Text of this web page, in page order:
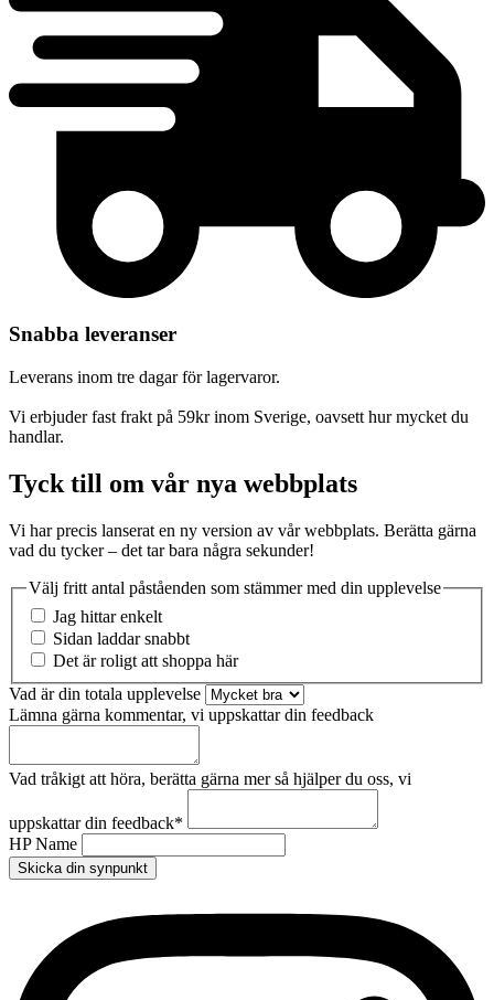
Snabba leveranser
Leverans inom tre dagar för lagervaror.
Vi erbjuder fast frakt på 59kr inom Sverige, oavsett hur mycket du
handlar.
Tyck till om vår nya webbplats
Vi har precis lanserat en ny version av vår webbplats. Berätta gärna
vad du tycker – det tar bara några sekunder!
Välj fritt antal påståenden som stämmer med din upplevelse
Jag hittar enkelt
Sidan laddar snabbt
Det är roligt att shoppa här
Vad är din totala upplevelse
Lämna gärna kommentar, vi uppskattar din feedback
Vad tråkigt att höra, berätta gärna mer så hjälper du oss, vi
uppskattar din feedback*
HP Name
Skicka din synpunkt